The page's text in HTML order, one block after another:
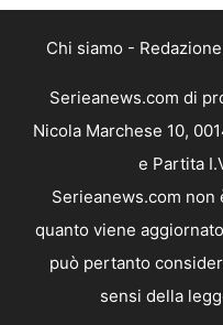
Chi siamo - Redazione
Serieanews.com di
Nicola Marchese 10,
e Partita
Serieanews.com non
quanto viene
può pertanto
sensi della